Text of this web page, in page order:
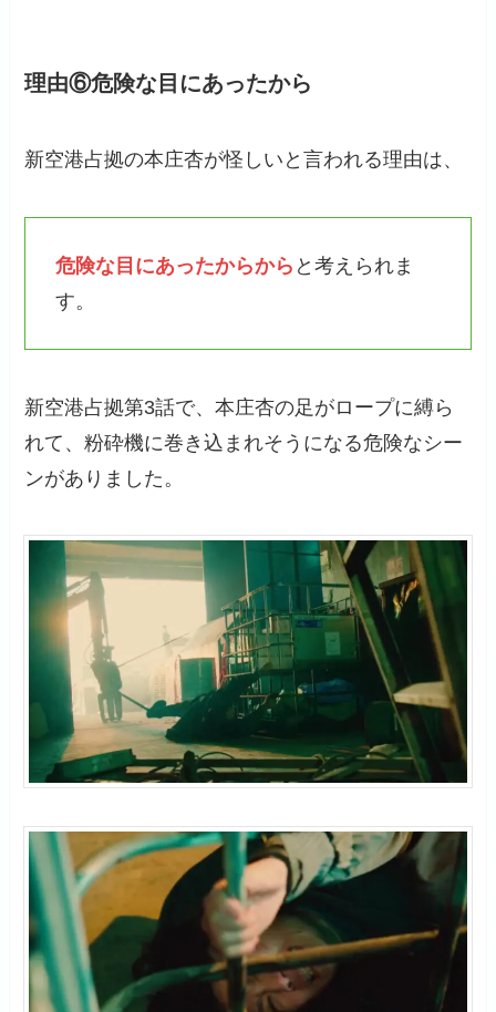
理由⑥危険な目にあったから
新空港占拠の本庄杏が怪しいと言われる理由は、
危険な目にあったからから と考えられま
す。
新空港占拠第3話で、本庄杏の足がロープに縛ら
れて、粉砕機に巻き込まれそうになる危険なシー
ンがありました。